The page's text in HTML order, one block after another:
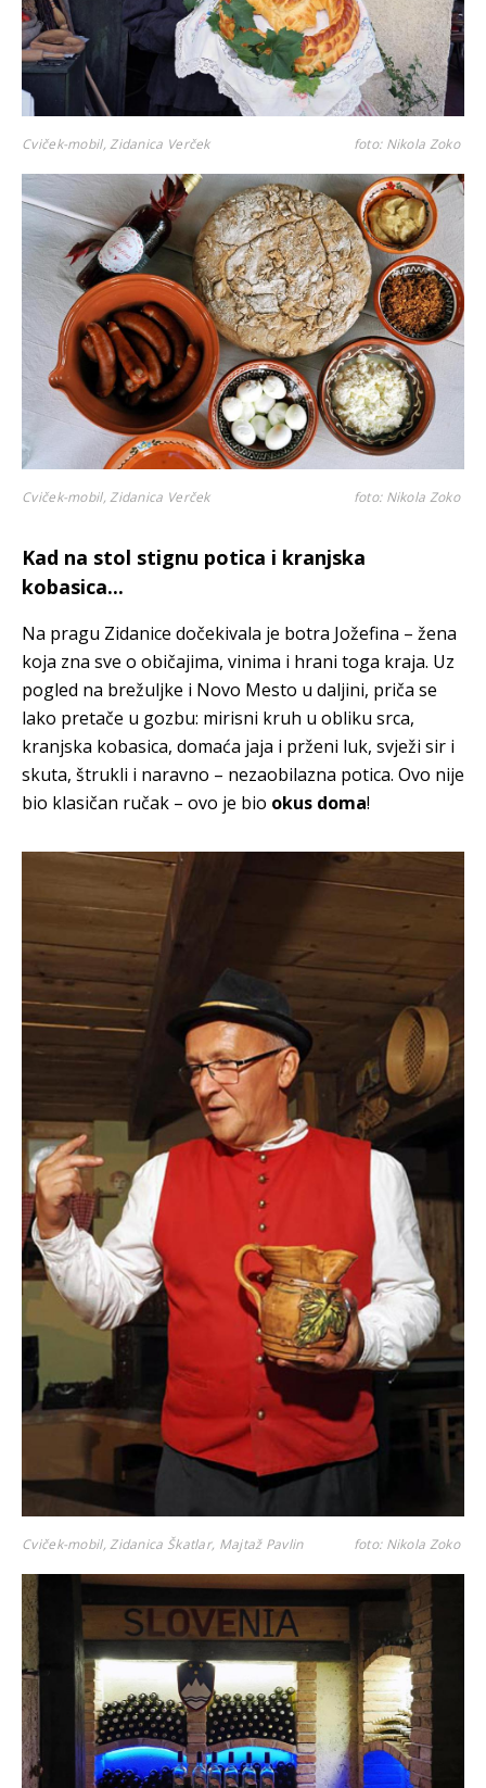
Cviček-mobil, Zidanica Verček foto: Nikola Zoko
Cviček-mobil, Zidanica Verček foto: Nikola Zoko
Kad na stol stignu potica i kranjska
kobasica...
Na pragu Zidanice dočekivala je botra Jožefina – žena
koja zna sve o običajima, vinima i hrani toga kraja. Uz
pogled na brežuljke i Novo Mesto u daljini, priča se
lako pretače u gozbu: mirisni kruh u obliku srca,
kranjska kobasica, domaća jaja i prženi luk, svježi sir i
skuta, štrukli i naravno – nezaobilazna poticа. Ovo nije
bio klasičan ručak – ovo je bio okus doma!
Cviček-mobil, Zidanica Škatlar, Majtaž Pavlin foto: Nikola Zoko